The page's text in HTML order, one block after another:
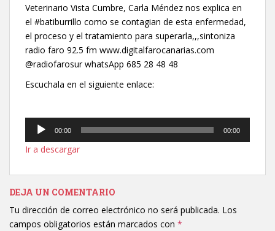
Veterinario Vista Cumbre, Carla Méndez nos explica en
el #batiburrillo como se contagian de esta enfermedad,
el proceso y el tratamiento para superarla,,,sintoniza
radio faro 92.5 fm www.digitalfarocanarias.com
@radiofarosur whatsApp 685 28 48 48
Escuchala en el siguiente enlace:
Reproductor
audio
00:00 00:00
Ir a descargar
DEJA UN COMENTARIO
Tu dirección de correo electrónico no será publicada. Los
campos obligatorios están marcados con *